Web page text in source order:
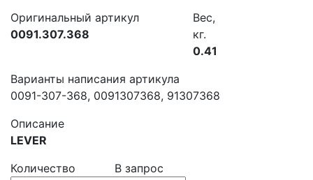
Оригинальный артикул
0091.307.368
Вес,
кг.
0.41
Варианты написания артикула
0091-307-368, 0091307368, 91307368
Описание
LEVER
Количество
В запрос